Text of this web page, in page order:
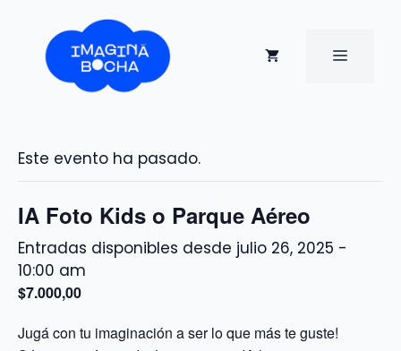
contenido
MENÚ
Este evento ha pasado.
IA Foto Kids o Parque Aéreo
julio 26, 2025 -
10:00 am
$7.000,00
Jugá con tu imaginación a ser lo que más te guste!